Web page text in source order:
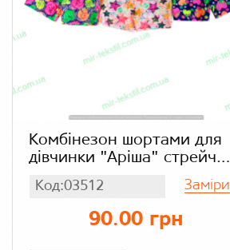
Комбінезон шортами для
дівчинки "Аріша" стрейч
Код:03512 Заміри
90.00 грн